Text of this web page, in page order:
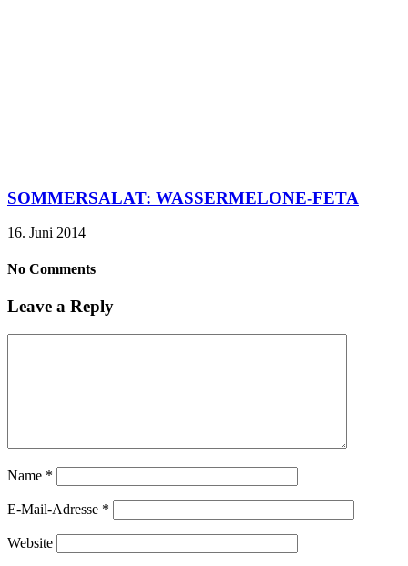
SOMMERSALAT: WASSERMELONE-FETA
16. Juni 2014
No Comments
Leave a Reply
Name *
E-Mail-Adresse *
Website